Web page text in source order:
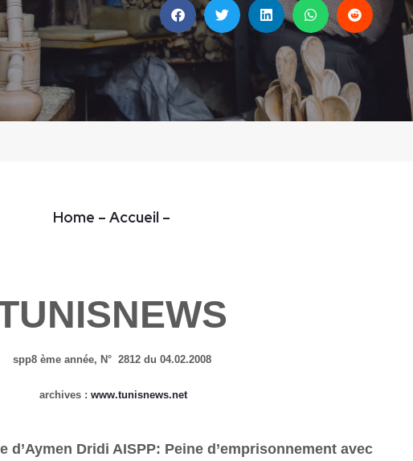
Home – Accueil –
spp8 ème année, N° 2812 du 04.02.2008
archives :www.tunisnews.net
d’Aymen Dridi AISPP: Peine d’emprisonnement avec